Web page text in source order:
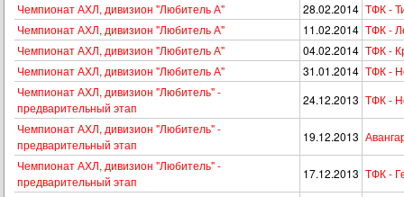
Чемпионат АХЛ, дивизион "Любитель А"
28.02.2014 ТФК -
Чемпионат АХЛ, дивизион "Любитель А"
11.02.2014 ТФК -
Чемпионат АХЛ, дивизион "Любитель А"
04.02.2014 ТФК -
Чемпионат АХЛ, дивизион "Любитель А"
31.01.2014 ТФК -
Чемпионат АХЛ, дивизион "Любитель" -
предварительный этап
24.12.2013 ТФК -
Чемпионат АХЛ, дивизион "Любитель" -
предварительный этап
19.12.2013
Чемпионат АХЛ, дивизион "Любитель" -
предварительный этап
17.12.2013 ТФК -